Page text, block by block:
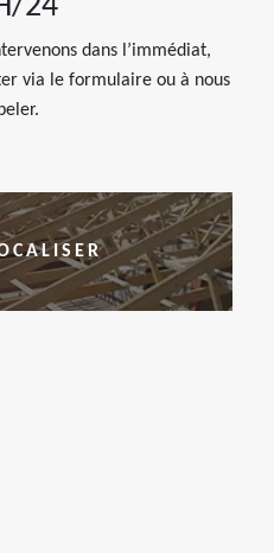
24
dans l’immédiat,
via le formulaire ou à nous